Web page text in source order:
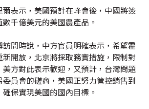
表示，美國預計在峰會後，中國將簽
千億美元的美國農產品。
問時說，中方官員明確表示，希望霍
開放，北京將採取務實措施，限制對
方對此表示歡迎，又預計，台灣問題
員會的磋商，美國正努力管控銷售到
保實現美國的國內目標。